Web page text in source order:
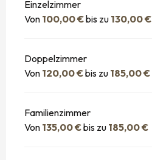
Einzelzimmer
Von 100,00 €bis zu 130,00 €
Doppelzimmer
Von 120,00 €bis zu 185,00 €
Familienzimmer
Von 135,00 €bis zu 185,00 €